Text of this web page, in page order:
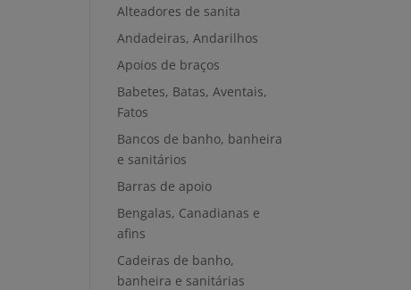
Alteadores de sanita
Andadeiras, Andarilhos
Apoios de braços
Babetes, Batas, Aventais,
Fatos
Bancos de banho, banheira
e sanitários
Barras de apoio
Bengalas, Canadianas e
afins
Cadeiras de banho,
banheira e sanitárias